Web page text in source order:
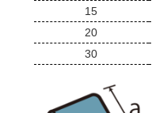
15
20
30